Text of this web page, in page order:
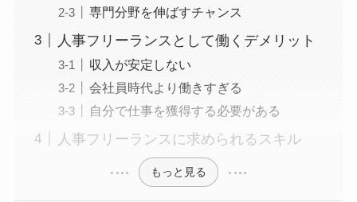
専門分野を伸ばすチャンス
人事フリーランスとして働くデメリット
収入が安定しない
会社員時代より働きすぎる
自分で仕事を獲得する必要がある
人事フリーランスに求められるスキル
もっと見る